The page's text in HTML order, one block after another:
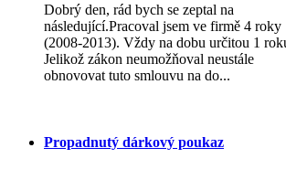
Dobrý den, rád bych se zeptal na
následující.Pracoval jsem ve firmě 4 roky
(2008-2013). Vždy na dobu určitou 1
Jelikož zákon neumožňoval neustále
obnovovat tuto smlouvu na do...
Propadnutý dárkový poukaz